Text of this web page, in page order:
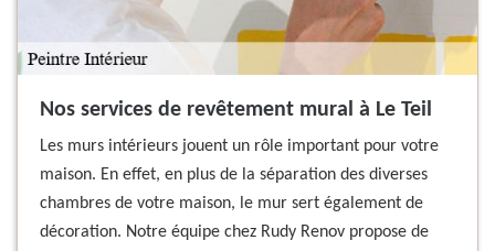
Nos services de revêtement mural à Le Teil
Les murs intérieurs jouent un rôle important pour votre
maison. En effet, en plus de la séparation des diverses
chambres de votre maison, le mur sert également de
décoration. Notre équipe chez Rudy Renov propose de